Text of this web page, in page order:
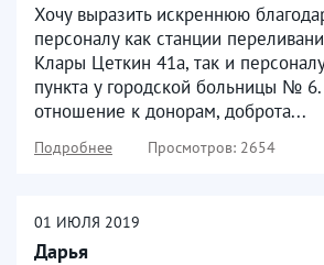
Хочу выразить искреннюю
персоналу как станции
Клары Цеткин 41а, так и
пункта у городской больницы № 6.
отношение к донорам, доброта...
Подробнее Просмотров: 2654
01 ИЮЛЯ 2019
Дарья